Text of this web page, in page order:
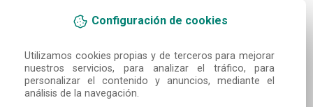
Configuración de cookies
Utilizamos cookies propias y de terceros para mejorar
nuestros servicios, para analizar el tráfico, para
personalizar el contenido y anuncios, mediante el
análisis de la navegación.